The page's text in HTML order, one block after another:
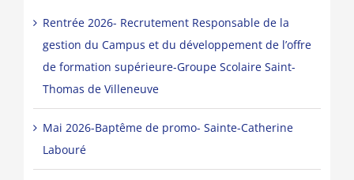
Rentrée 2026- Recrutement Responsable de la
gestion du Campus et du développement de l’offre
de formation supérieure-Groupe Scolaire Saint-
Thomas de Villeneuve
Mai 2026-Baptême de promo- Sainte-Catherine
Labouré